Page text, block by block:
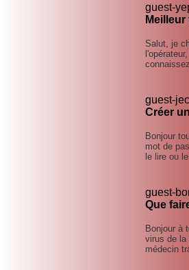
guest-
Salut, je
guest-
Créer
Bonjour
mot de
le lire ou
guest-
Que
Bonjour à
virus de la
médecin